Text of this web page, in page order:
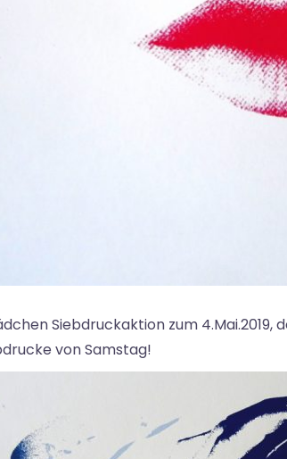
Siebdruckaktion zum
von Samstag!